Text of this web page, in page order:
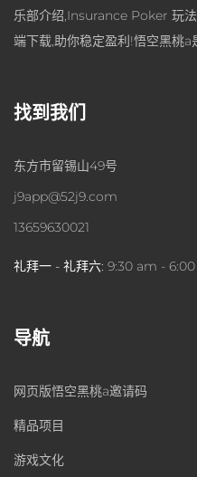
乐部介绍,Insurance Poker 玩
端下载,助你稳定盈利!悟空黑桃a
找到我们
东方市留锡山49号
j9app@52j9.com
13659630021
礼拜一 - 礼拜六: 9:30 am -
导航
网页版悟空黑桃a邀请码
精品项目
游戏文化